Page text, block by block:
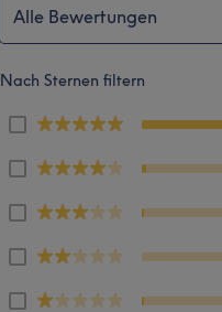
Alle Bewertungen
Nach Sternen filtern